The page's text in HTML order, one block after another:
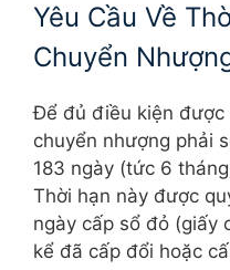
Yêu Cầu Về
Chuyển
Để đủ điều kiện được
chuyển nhượng phải
183 ngày (tức 6
Thời hạn này được
ngày cấp sổ đỏ (giấy
kể đã cấp đổi hoặc